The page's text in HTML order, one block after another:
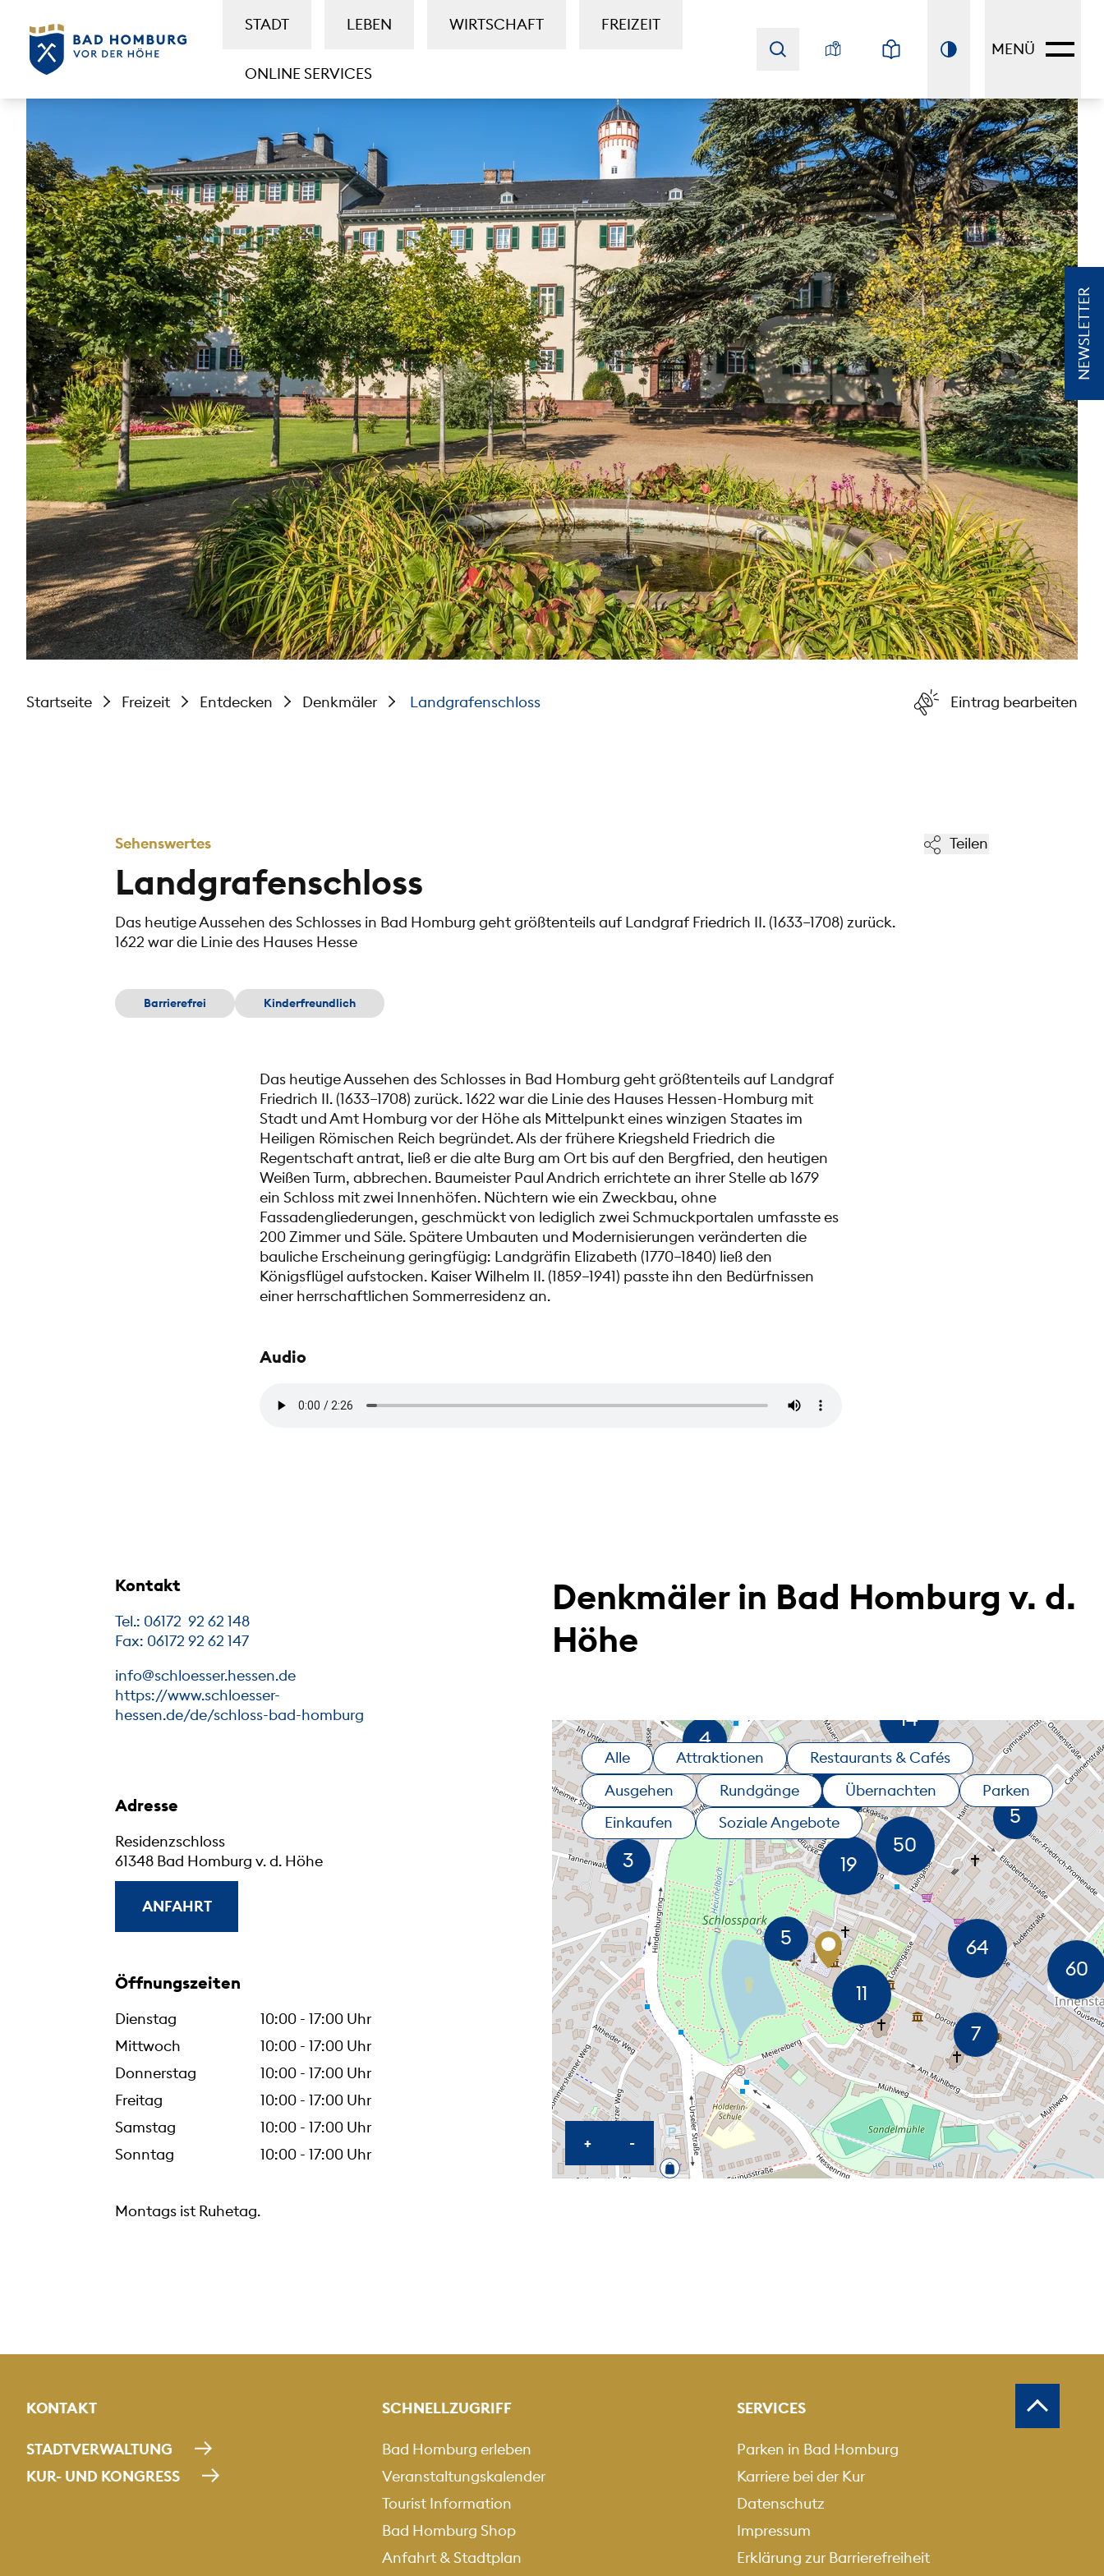
STADT LEBEN WIRTSCHAFT FREIZEIT
ONLINE SERVICES
MENÜ
Startseite Freizeit Entdecken Denkmäler Landgrafenschloss Eintrag bearbeiten
NEWSLETTER
Sehenswertes
Landgrafenschloss
Das heutige Aussehen des Schlosses in Bad Homburg geht größtenteils auf Landgraf Friedrich II. (1633–1708) zurück.
1622 war die Linie des Hauses Hesse
Teilen
Barrierefrei Kinderfreundlich
Das heutige Aussehen des Schlosses in Bad Homburg geht größtenteils auf Landgraf
Friedrich II. (1633–1708) zurück. 1622 war die Linie des Hauses Hessen-Homburg mit
Stadt und Amt Homburg vor der Höhe als Mittelpunkt eines winzigen Staates im
Heiligen Römischen Reich begründet. Als der frühere Kriegsheld Friedrich die
Regentschaft antrat, ließ er die alte Burg am Ort bis auf den Bergfried, den heutigen
Weißen Turm, abbrechen. Baumeister Paul Andrich errichtete an ihrer Stelle ab 1679
ein Schloss mit zwei Innenhöfen. Nüchtern wie ein Zweckbau, ohne
Fassadengliederungen, geschmückt von lediglich zwei Schmuckportalen umfasste es
200 Zimmer und Säle. Spätere Umbauten und Modernisierungen veränderten die
bauliche Erscheinung geringfügig: Landgräfin Elizabeth (1770–1840) ließ den
Königsflügel aufstocken. Kaiser Wilhelm II. (1859–1941) passte ihn den Bedürfnissen
einer herrschaftlichen Sommerresidenz an.
Audio
Kontakt
Tel.: 06172 92 62 148
Fax: 06172 92 62 147
info@schloesser.hessen.de
https://www.schloesser-
hessen.de/de/schloss-bad-homburg
Adresse
Residenzschloss
61348 Bad Homburg v. d. Höhe
ANFAHRT
Öffnungszeiten
Dienstag
10:00 - 17:00 Uhr
Mittwoch
10:00 - 17:00 Uhr
Donnerstag
10:00 - 17:00 Uhr
Freitag
10:00 - 17:00 Uhr
Samstag
10:00 - 17:00 Uhr
Sonntag
10:00 - 17:00 Uhr
Montags ist Ruhetag.
Denkmäler in Bad Homburg v. d.
Höhe
Alle Attraktionen
Restaurants & Cafés
Ausgehen
Rundgänge Übernachten
Parken
Einkaufen
Soziale Angebote
+KARTE HEREINZOOMEN
-KARTE HERAUSZOOMEN
KONTAKT
STADTVERWALTUNG
KUR- UND KONGRESS
SCHNELLZUGRIFF
Bad Homburg erleben
Veranstaltungskalender
Tourist Information
Bad Homburg Shop
Anfahrt & Stadtplan
SERVICES
Parken in Bad Homburg
Karriere bei der Kur
Datenschutz
Impressum
Erklärung zur Barrierefreiheit